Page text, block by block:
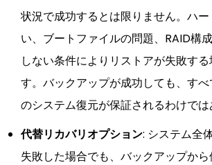
状況で成功するとは限りません。ハ
い、ブートファイルの問題、RAID構
しない条件によりリストアが失敗す
す。バックアップが成功しても、す
のシステム復元が保証されるわけでは
代替リカバリオプション: システム全
失敗した場合でも、バックアップか